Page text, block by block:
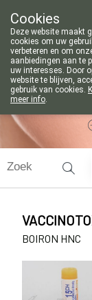
Vandaag
BOIRON HNC
Cookies
Deze website maakt
cookies om uw
verbeteren en om
aanbiedingen aan te
uw interesses. Door
website te blijven,
gebruik van cookies.
meer info.